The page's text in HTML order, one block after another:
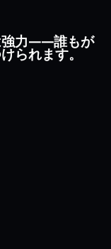
強力——誰もが
られます。